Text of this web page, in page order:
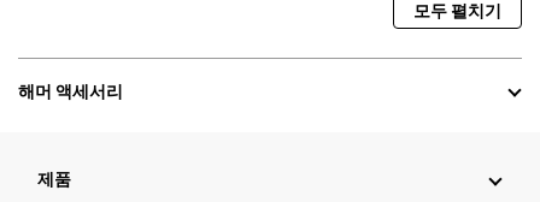
모두 펼치기
해머 액세서리
제품